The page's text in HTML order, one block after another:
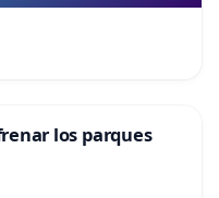
los parques